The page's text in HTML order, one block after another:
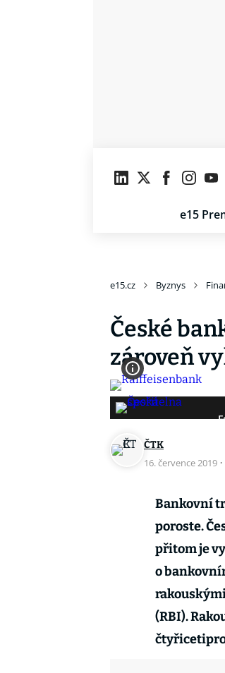
e15
e15.cz Byznys
České
zároveň
ČTK
16. července 2019 ·
Bankovní
poroste.
přitom je
o
(RBI).